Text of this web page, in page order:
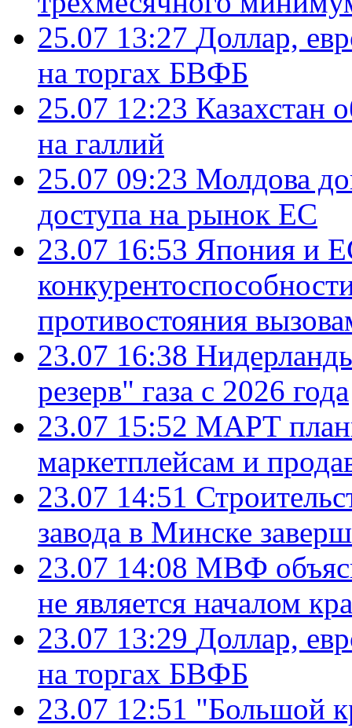
25.07 13:27 Доллар,
на торгах БВФБ
25.07 12:23 Казахстан
на галлий
25.07 09:23 Молдова
доступа на рынок ЕС
23.07 16:53 Япония и
противостояния
23.07 16:38
резерв" газа с 2026 года
23.07 15:52 МАРТ
маркетплейсам и
23.07 14:51
завода в Минске
23.07 14:08 МВФ
не является началом
23.07 13:29 Доллар,
на торгах БВФБ
23.07 12:51 "Большой